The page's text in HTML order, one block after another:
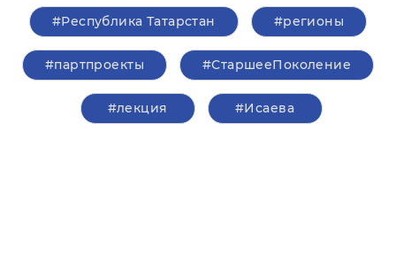
#Республика Татарстан #регионы
#партпроекты #СтаршееПоколение
#лекция #Исаева